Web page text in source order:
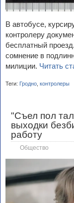
В автобусе,
контролеру
бесплатный
сомнение в
милиции. Читать
Теги: Гродно, контролеры
"Съел пол
выходки
работу
Общество